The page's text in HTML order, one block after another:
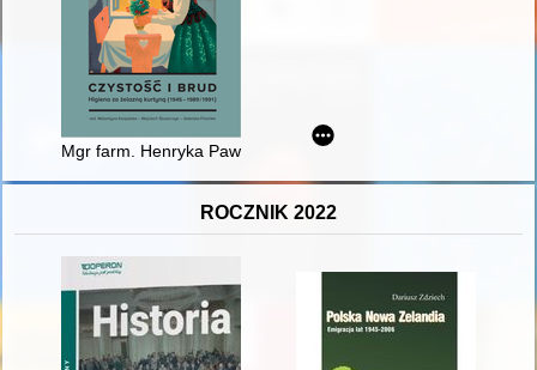
Mgr farm. Henryka Pawłowska - propagatorka higieny w
ROCZNIK 2022